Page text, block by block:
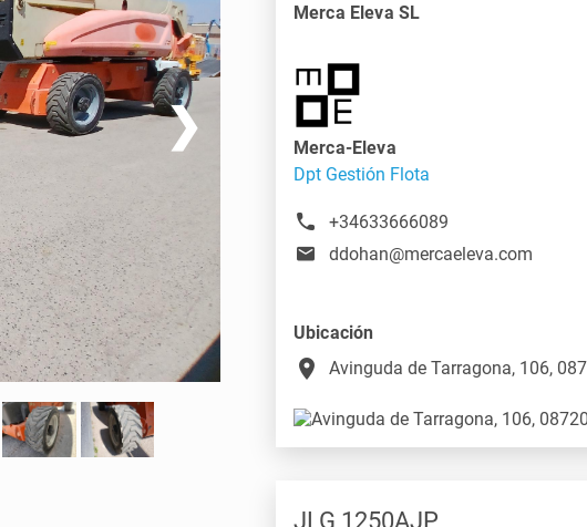
❯
Merca Eleva SL
Merca-Eleva
Dpt Gestión Flota
+34633666089
ddohan@mercaeleva.com
Ubicación
place Avinguda de Tarragona, 106,
JLG 1250AJP